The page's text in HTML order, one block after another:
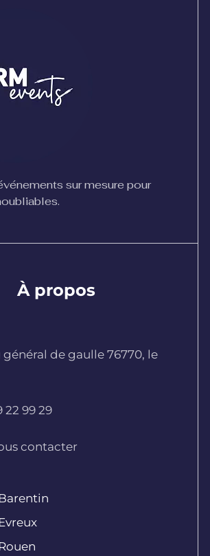
sur mesure pour
À propos
général de gaulle 76770, le
22 99 29
contacter
Barentin
Evreux
Rouen